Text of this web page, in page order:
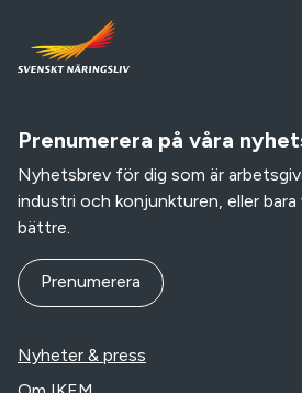
Prenumerera på våra
Nyhetsbrev för dig som är
industri och konjunkturen, eller bara
bättre.
Prenumerera
Nyheter & press